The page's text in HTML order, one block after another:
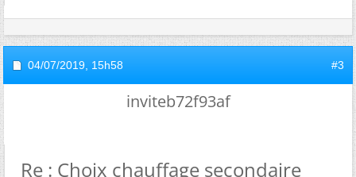
04/07/2019, 15h58 #3
inviteb72f93af
Re : Choix chauffage secondaire